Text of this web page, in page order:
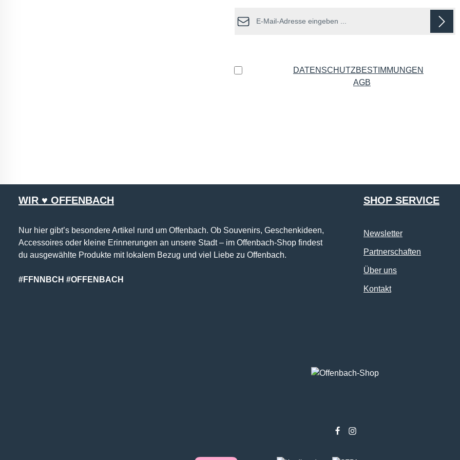
DATENSCHUTZBESTIMMUNGEN
AGB
WIR ♥ OFFENBACH
Nur hier gibt’s besondere Artikel rund um Offenbach. Ob Souvenirs, Geschenkideen,
Accessoires oder kleine Erinnerungen an unsere Stadt – im Offenbach-Shop findest
du ausgewählte Produkte mit lokalem Bezug und viel Liebe zu Offenbach.
#FFNNBCH #OFFENBACH
SHOP SERVICE
Newsletter
Partnerschaften
Über uns
Kontakt